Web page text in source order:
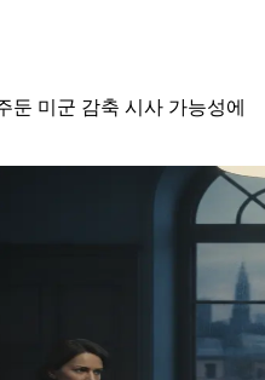
둔 미군 감축 시사 가능성에